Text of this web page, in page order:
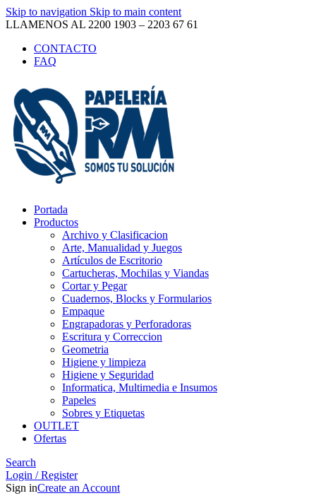
Skip to navigation Skip to main content
LLAMENOS AL 2200 1903 – 2203 67 61
CONTACTO
FAQ
Portada
Productos
Archivo y Clasificacion
Arte, Manualidad y Juegos
Artículos de Escritorio
Cartucheras, Mochilas y Viandas
Cortar y Pegar
Cuadernos, Blocks y Formularios
Empaque
Engrapadoras y Perforadoras
Escritura y Correccion
Geometria
Higiene y limpieza
Higiene y Seguridad
Informatica, Multimedia e Insumos
Papeles
Sobres y Etiquetas
OUTLET
Ofertas
Search
Login / Register
Sign inCreate an Account